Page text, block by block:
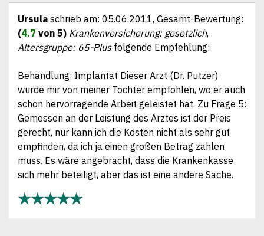
Ursula schrieb am: 05.06.2011, Gesamt-Bewertung:
(4.7 von 5) Krankenversicherung: gesetzlich,
Altersgruppe: 65-Plus folgende Empfehlung:
Behandlung: Implantat Dieser Arzt (Dr. Putzer)
wurde mir von meiner Tochter empfohlen, wo er auch
schon hervorragende Arbeit geleistet hat. Zu Frage 5:
Gemessen an der Leistung des Arztes ist der Preis
gerecht, nur kann ich die Kosten nicht als sehr gut
empfinden, da ich ja einen großen Betrag zahlen
muss. Es wäre angebracht, dass die Krankenkasse
sich mehr beteiligt, aber das ist eine andere Sache.
★★★★★